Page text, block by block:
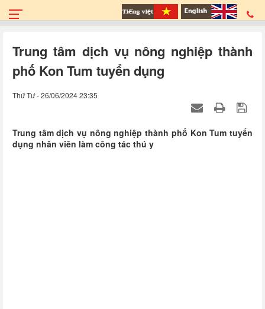
Trung tâm dịch vụ nông nghiệp thành
phố Kon Tum tuyển dụng
Thứ Tư - 26/06/2024 23:35
Trung tâm dịch vụ nông nghiệp thành phố Kon Tum tuyển
dụng nhân viên làm công tác thú y